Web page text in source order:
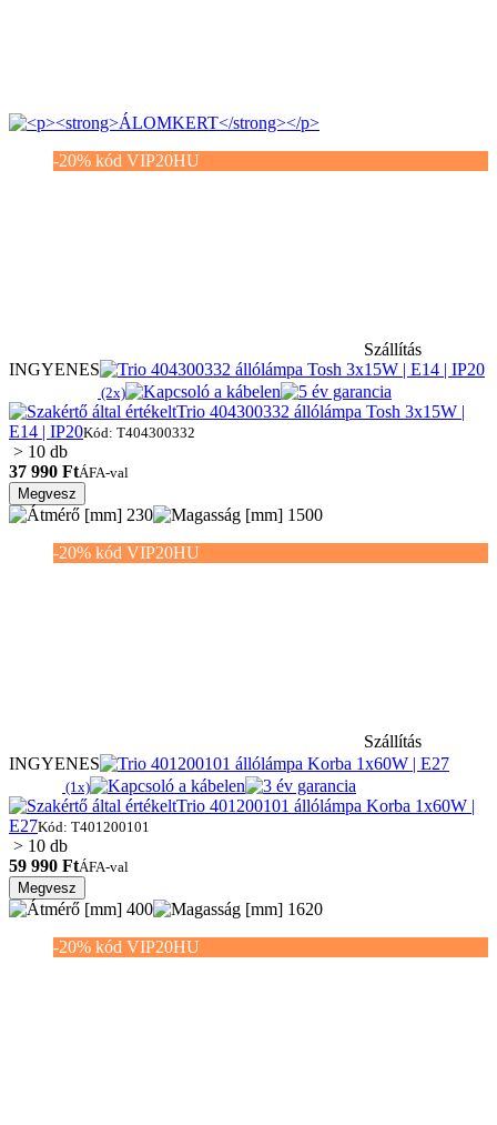
-20% kód VIP20HU
Szállítás
INGYENES
(2x)
Trio 404300332 állólámpa Tosh 3x15W |
E14 | IP20Kód: T404300332
> 10 db
37 990 FtÁFA-val
Megvesz
230
1500
-20% kód VIP20HU
Szállítás
INGYENES
(1x)
Trio 401200101 állólámpa Korba 1x60W |
E27Kód: T401200101
> 10 db
59 990 FtÁFA-val
Megvesz
400
1620
-20% kód VIP20HU